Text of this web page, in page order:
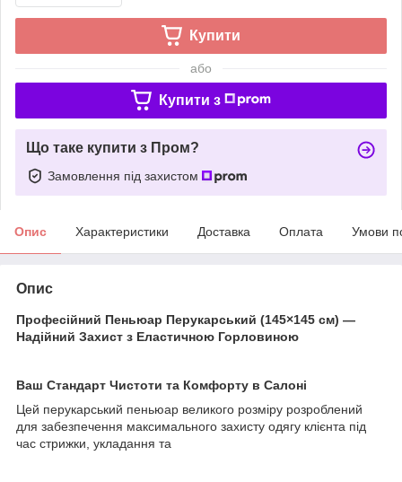
Купити
або
Купити з
Що таке купити з Пром?
Замовлення під захистом
Опис Характеристики Доставка Оплата Умови
Опис
Професійний Пеньюар Перукарський (145×145 см) —
Надійний Захист з Еластичною Горловиною
​Ваш Стандарт Чистоти та Комфорту в Салоні
​Цей перукарський пеньюар великого розміру розроблений
для забезпечення максимального захисту одягу клієнта під
час стрижки, укладання та